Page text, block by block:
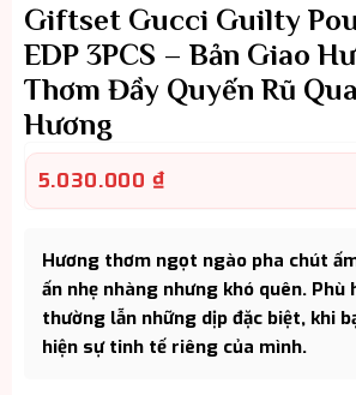
Giftset Gucci Guilty
EDP 3PCS – Bản Giao
Thơm Đầy Quyến Rũ
Hương
5.030.000 ₫
Hương thơm ngọt ngào pha chút
ấn nhẹ nhàng nhưng khó quên. Phù
thường lẫn những dịp đặc biệt, khi
hiện sự tinh tế riêng của mình.